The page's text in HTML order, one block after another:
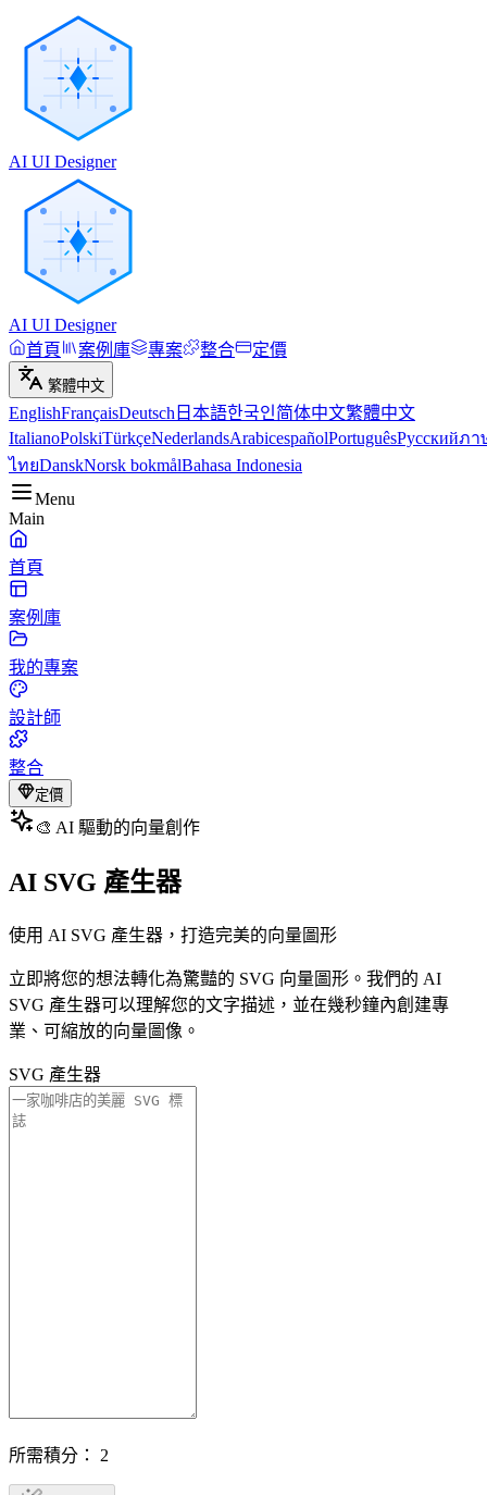
AI UI Designer
AI UI Designer
首頁
案例庫 專案 整合 定價
繁體中文
EnglishFrançaisDeutsch 日本語한국인简体中文繁體中文
ItalianoPolskiTürkçeNederlandsArabicespañolPortuguêsРусскийภา
ไทยDanskNorsk bokmålBahasa Indonesia
Menu
Main
首頁
案例庫
我的專案
設計師
整合
定價
🎨 AI 驅動的向量創作
AI SVG 產生器
使用 AI SVG 產生器，打造完美的向量圖形
立即將您的想法轉化為驚豔的 SVG 向量圖形。我們的 AI
SVG 產生器可以理解您的文字描述，並在幾秒鐘內創建專
業、可縮放的向量圖像。
SVG 產生器
所需積分： 2